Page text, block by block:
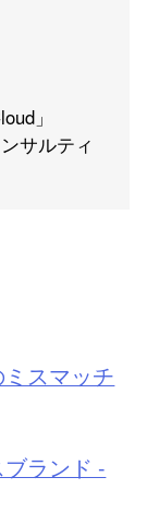
」
サルティ
スマッチ
ランド -